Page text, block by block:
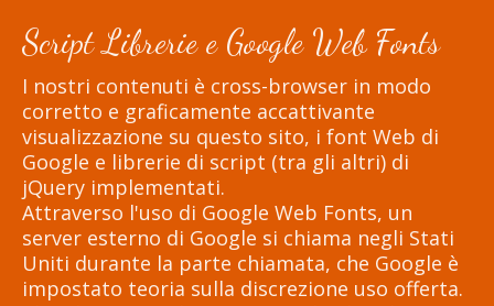
Script Librerie e Google Web Fonts
I nostri contenuti è cross-browser in modo
corretto e graficamente accattivante
visualizzazione su questo sito, i font Web di
Google e librerie di script (tra gli altri) di
jQuery implementati.
Attraverso l'uso di Google Web Fonts, un
server esterno di Google si chiama negli Stati
Uniti durante la parte chiamata, che Google è
impostato teoria sulla discrezione uso offerta.